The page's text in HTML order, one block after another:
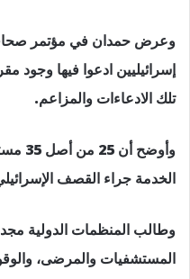
وعرض حمدان في مؤتمر
إسرائيليين ادعوا فيها وجود
تلك الادعاءات والمزاعم.
الخدمة جراء القصف
وطالب المنظمات الدولية
المستشفيات والمرضى،